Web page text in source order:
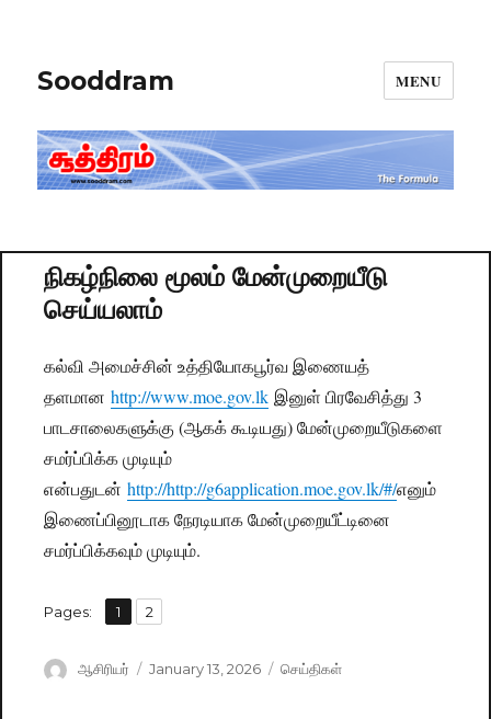
Sooddram MENU
நிகழ்நிலை மூலம் மேன்முறையீடு
செய்யலாம்
கல்வி அமைச்சின் உத்தியோகபூர்வ இணையத்
தளமானhttp://www.moe.gov.lk இனுள் பிரவேசித்து 3
பாடசாலைகளுக்கு (ஆகக் கூடியது) மேன்முறையீடுகளை
சமர்ப்பிக்க முடியும்
என்பதுடன்http://http://g6application.moe.gov.lk/#/எனும்
இணைப்பினூடாக நேரடியாக மேன்முறையீட்டினை
சமர்ப்பிக்கவும் முடியும்.
Pages: Page
1 ,
Page
2
Author
ஆசிரியர்
Posted
January 13, 2026 Categories
செய்திகள்